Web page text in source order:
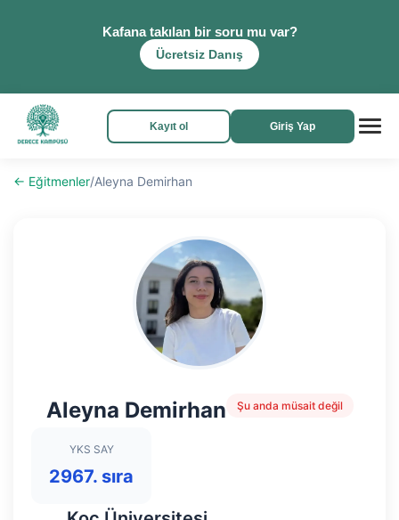
Kafana takılan bir soru mu var?
Ücretsiz Danış
Kayıt ol Giriş Yap
← Eğitmenler/Aleyna Demirhan
Aleyna Demirhan Şu anda müsait değil
YKS SAY
2967. sıra